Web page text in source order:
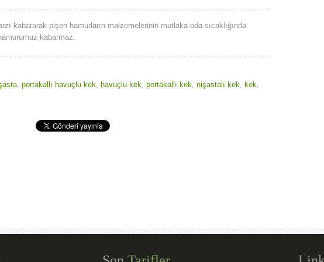
kabararak pişen hamurların malzemelerinin mutlaka oda sıcaklığında
kabarmaz.
, portakallı havuçlu kek, havuçlu kek, portakallı kek, nişastalı kek, kek,